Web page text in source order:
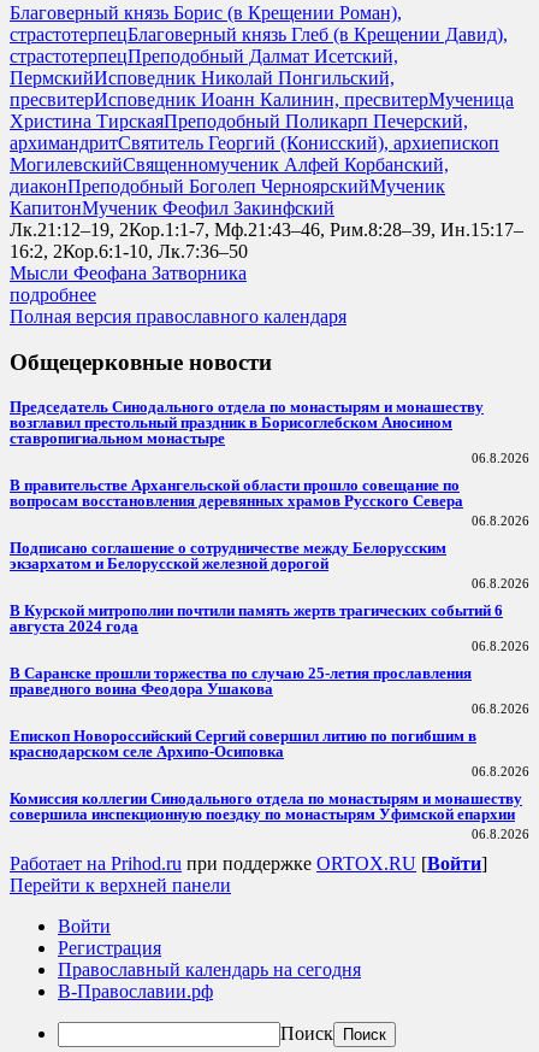
Благоверный князь Борис (в Крещении Роман),
страстотерпецБлаговерный князь Глеб (в Крещении Давид),
страстотерпецПреподобный Далмат Исетский,
ПермскийИсповедник Николай Понгильский,
пресвитерИсповедник Иоанн Калинин, пресвитерМученица
Христина ТирскаяПреподобный Поликарп Печерский,
архимандритСвятитель Георгий (Конисский), архиепископ
МогилевскийСвященномученик Алфей Корбанский,
диаконПреподобный Боголеп ЧерноярскийМученик
КапитонМученик Феофил Закинфский
Лк.21:12–19, 2Кор.1:1-7, Мф.21:43–46, Рим.8:28–39, Ин.15:17–
16:2, 2Кор.6:1-10, Лк.7:36–50
Мысли Феофана Затворника
подробнее
Полная версия православного календаря
Общецерковные новости
Председатель Синодального отдела по монастырям и монашеству
возглавил престольный праздник в Борисоглебском Аносином
ставропигиальном монастыре
06.8.2026
В правительстве Архангельской области прошло совещание по
вопросам восстановления деревянных храмов Русского Севера
06.8.2026
Подписано соглашение о сотрудничестве между Белорусским
экзархатом и Белорусской железной дорогой
06.8.2026
В Курской митрополии почтили память жертв трагических событий 6
августа 2024 года
06.8.2026
В Саранске прошли торжества по случаю 25-летия прославления
праведного воина Феодора Ушакова
06.8.2026
Епископ Новороссийский Сергий совершил литию по погибшим в
краснодарском селе Архипо-Осиповка
06.8.2026
Комиссия коллегии Синодального отдела по монастырям и монашеству
совершила инспекционную поездку по монастырям Уфимской епархии
06.8.2026
Работает на Prihod.ru при поддержке ORTOX.RU [Войти]
Перейти к верхней панели
Войти
Регистрация
Православный календарь на сегодня
В-Православии.рф
Поиск